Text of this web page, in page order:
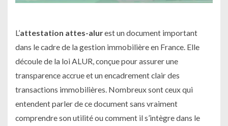
L’attestation attes-alurest un document important
dans le cadre de la gestion immobilière en France. Elle
découle de la loi ALUR, conçue pour assurer une
transparence accrue et un encadrement clair des
transactions immobilières. Nombreux sont ceux qui
entendent parler de ce document sans vraiment
comprendre son utilité ou comment il s’intègre dans le